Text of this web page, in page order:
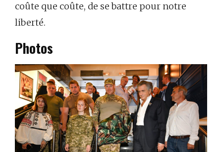
coûte que coûte, de se battre pour notre
liberté.
Photos